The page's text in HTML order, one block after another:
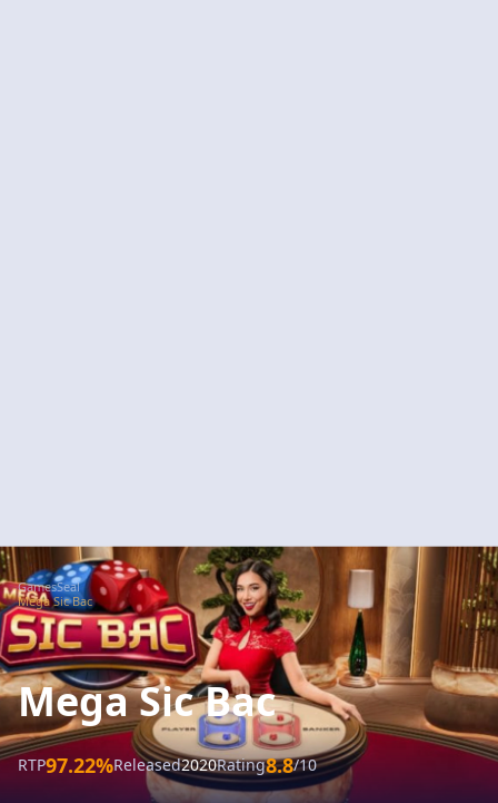
GamesSeal
Mega Sic Bac
Mega Sic Bac
RTP97.22%Released2020Rating8.8/10